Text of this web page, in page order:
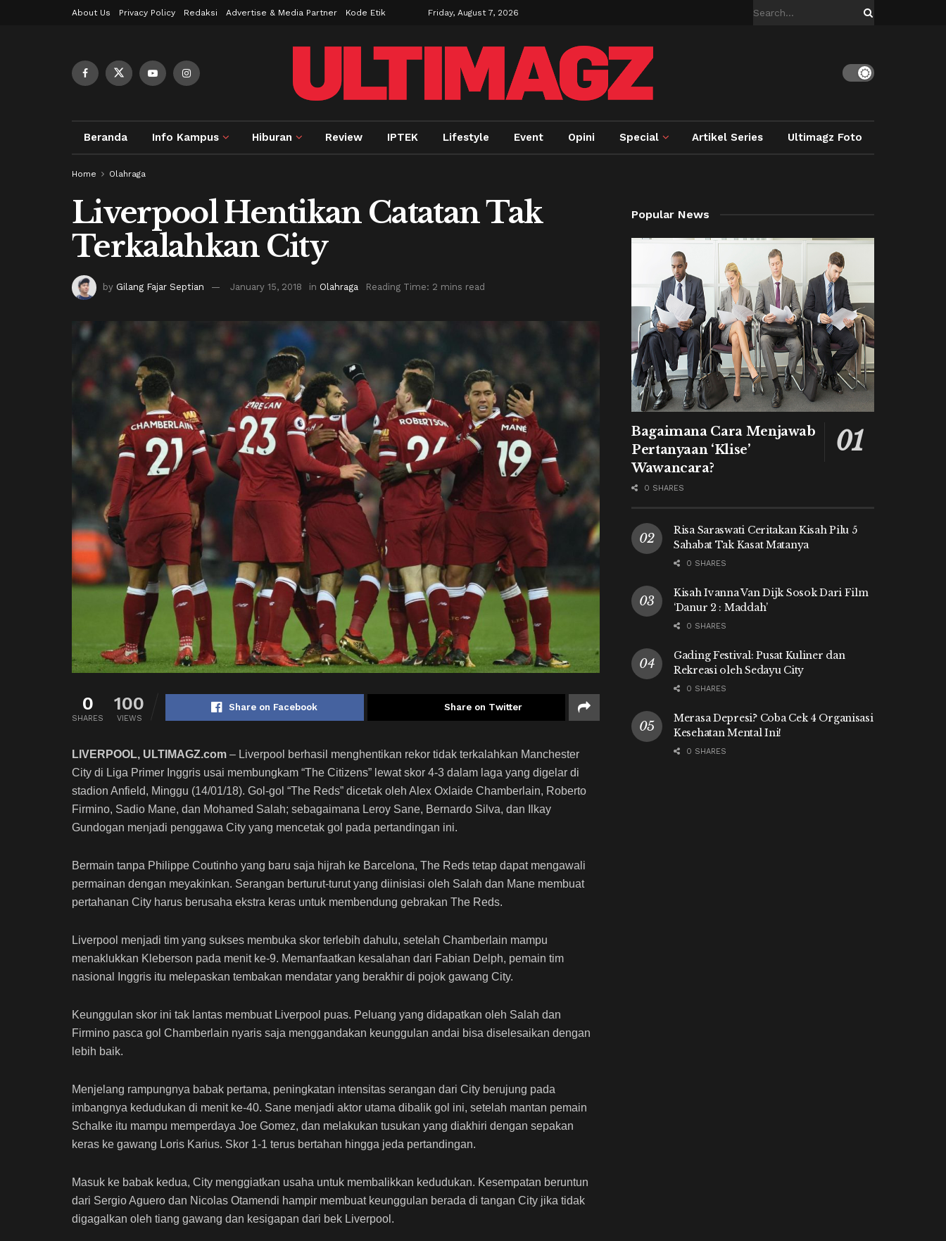
About Us Privacy Policy Redaksi Advertise & Media Partner Kode Etik Friday, August 7, 2026
Beranda Info Kampus Hiburan Review IPTEK Lifestyle Event Opini Special Artikel Series Ultimagz Foto
Home Olahraga
Liverpool Hentikan Catatan Tak
Terkalahkan City
by Gilang Fajar Septian January 15, 2018 in Olahraga Reading Time: 2 mins read
0
SHARES
100
VIEWS
Share on Facebook Share on Twitter
LIVERPOOL, ULTIMAGZ.com – Liverpool berhasil menghentikan rekor tidak terkalahkan Manchester
City di Liga Primer Inggris usai membungkam “The Citizens” lewat skor 4-3 dalam laga yang digelar di
stadion Anfield, Minggu (14/01/18). Gol-gol “The Reds” dicetak oleh Alex Oxlaide Chamberlain, Roberto
Firmino, Sadio Mane, dan Mohamed Salah; sebagaimana Leroy Sane, Bernardo Silva, dan Ilkay
Gundogan menjadi penggawa City yang mencetak gol pada pertandingan ini.
Bermain tanpa Philippe Coutinho yang baru saja hijrah ke Barcelona, The Reds tetap dapat mengawali
permainan dengan meyakinkan. Serangan berturut-turut yang diinisiasi oleh Salah dan Mane membuat
pertahanan City harus berusaha ekstra keras untuk membendung gebrakan The Reds.
Liverpool menjadi tim yang sukses membuka skor terlebih dahulu, setelah Chamberlain mampu
menaklukkan Kleberson pada menit ke-9. Memanfaatkan kesalahan dari Fabian Delph, pemain tim
nasional Inggris itu melepaskan tembakan mendatar yang berakhir di pojok gawang City.
Keunggulan skor ini tak lantas membuat Liverpool puas. Peluang yang didapatkan oleh Salah dan
Firmino pasca gol Chamberlain nyaris saja menggandakan keunggulan andai bisa diselesaikan dengan
lebih baik.
Menjelang rampungnya babak pertama, peningkatan intensitas serangan dari City berujung pada
imbangnya kedudukan di menit ke-40. Sane menjadi aktor utama dibalik gol ini, setelah mantan pemain
Schalke itu mampu memperdaya Joe Gomez, dan melakukan tusukan yang diakhiri dengan sepakan
keras ke gawang Loris Karius. Skor 1-1 terus bertahan hingga jeda pertandingan.
Masuk ke babak kedua, City menggiatkan usaha untuk membalikkan kedudukan. Kesempatan beruntun
dari Sergio Aguero dan Nicolas Otamendi hampir membuat keunggulan berada di tangan City jika tidak
digagalkan oleh tiang gawang dan kesigapan dari bek Liverpool.
Popular News
Bagaimana Cara Menjawab
Pertanyaan ‘Klise’
Wawancara?
0 SHARES
Risa Saraswati Ceritakan Kisah Pilu 5
Sahabat Tak Kasat Matanya
0 SHARES
Kisah Ivanna Van Dijk Sosok Dari Film
‘Danur 2 : Maddah’
0 SHARES
Gading Festival: Pusat Kuliner dan
Rekreasi oleh Sedayu City
0 SHARES
Merasa Depresi? Coba Cek 4 Organisasi
Kesehatan Mental Ini!
0 SHARES